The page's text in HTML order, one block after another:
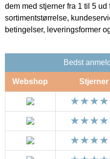
dem med stjerner fra 1 til 5
sortimentstørrelse,
betingelser, leveringsformer
Bedst
Webshop Stjerner